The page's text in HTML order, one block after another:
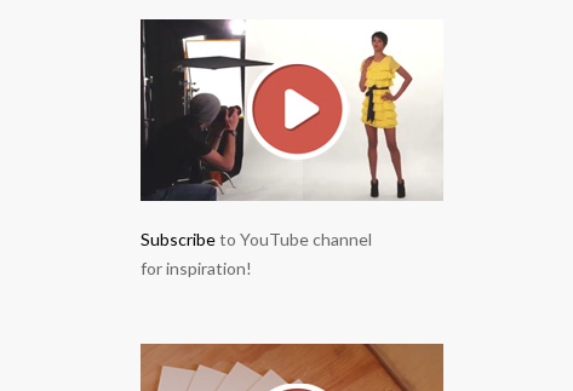
Subscribeto YouTube channel
for inspiration!